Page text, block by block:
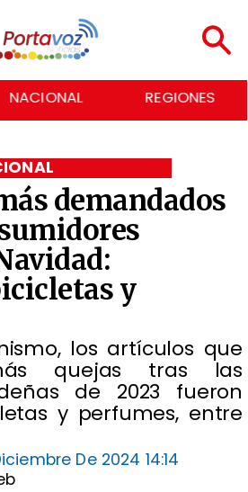
NACIONAL REGIONES
demandados
y
los artículos que
quejas tras las
de 2023 fueron
y perfumes, entre
De 2024 14:14